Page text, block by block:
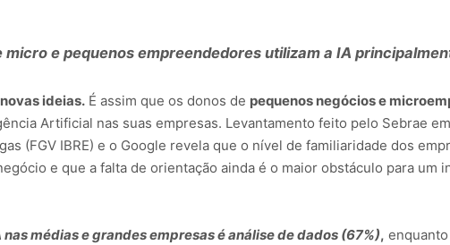
micro e pequenos empreendedores utilizam a IA
ideias. É assim que os donos de pequenos negócios e
Artificial nas suas empresas. Levantamento feito pelo Sebrae
(FGV IBRE) e o Google revela que o nível de familiaridade dos
e que a falta de orientação ainda é o maior obstáculo para um
médias e grandes empresas é análise de dados (67%),